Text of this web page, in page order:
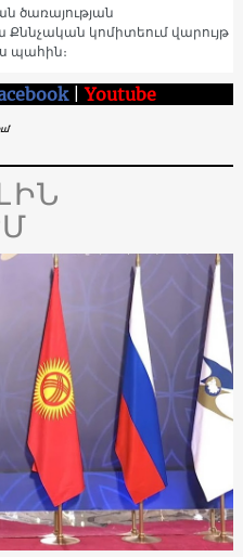
ծառայության
կոմիտեում վարույթ
պահին։
|Youtube